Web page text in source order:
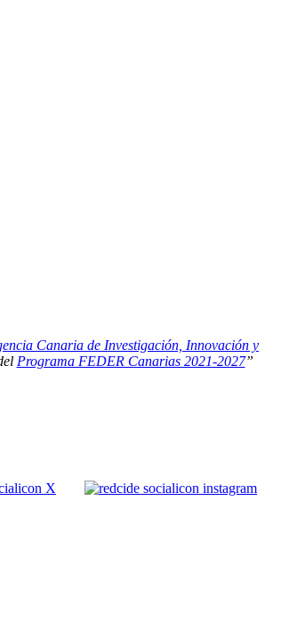
Canaria de Investigación, Innovación y
Programa FEDER Canarias 2021-2027”